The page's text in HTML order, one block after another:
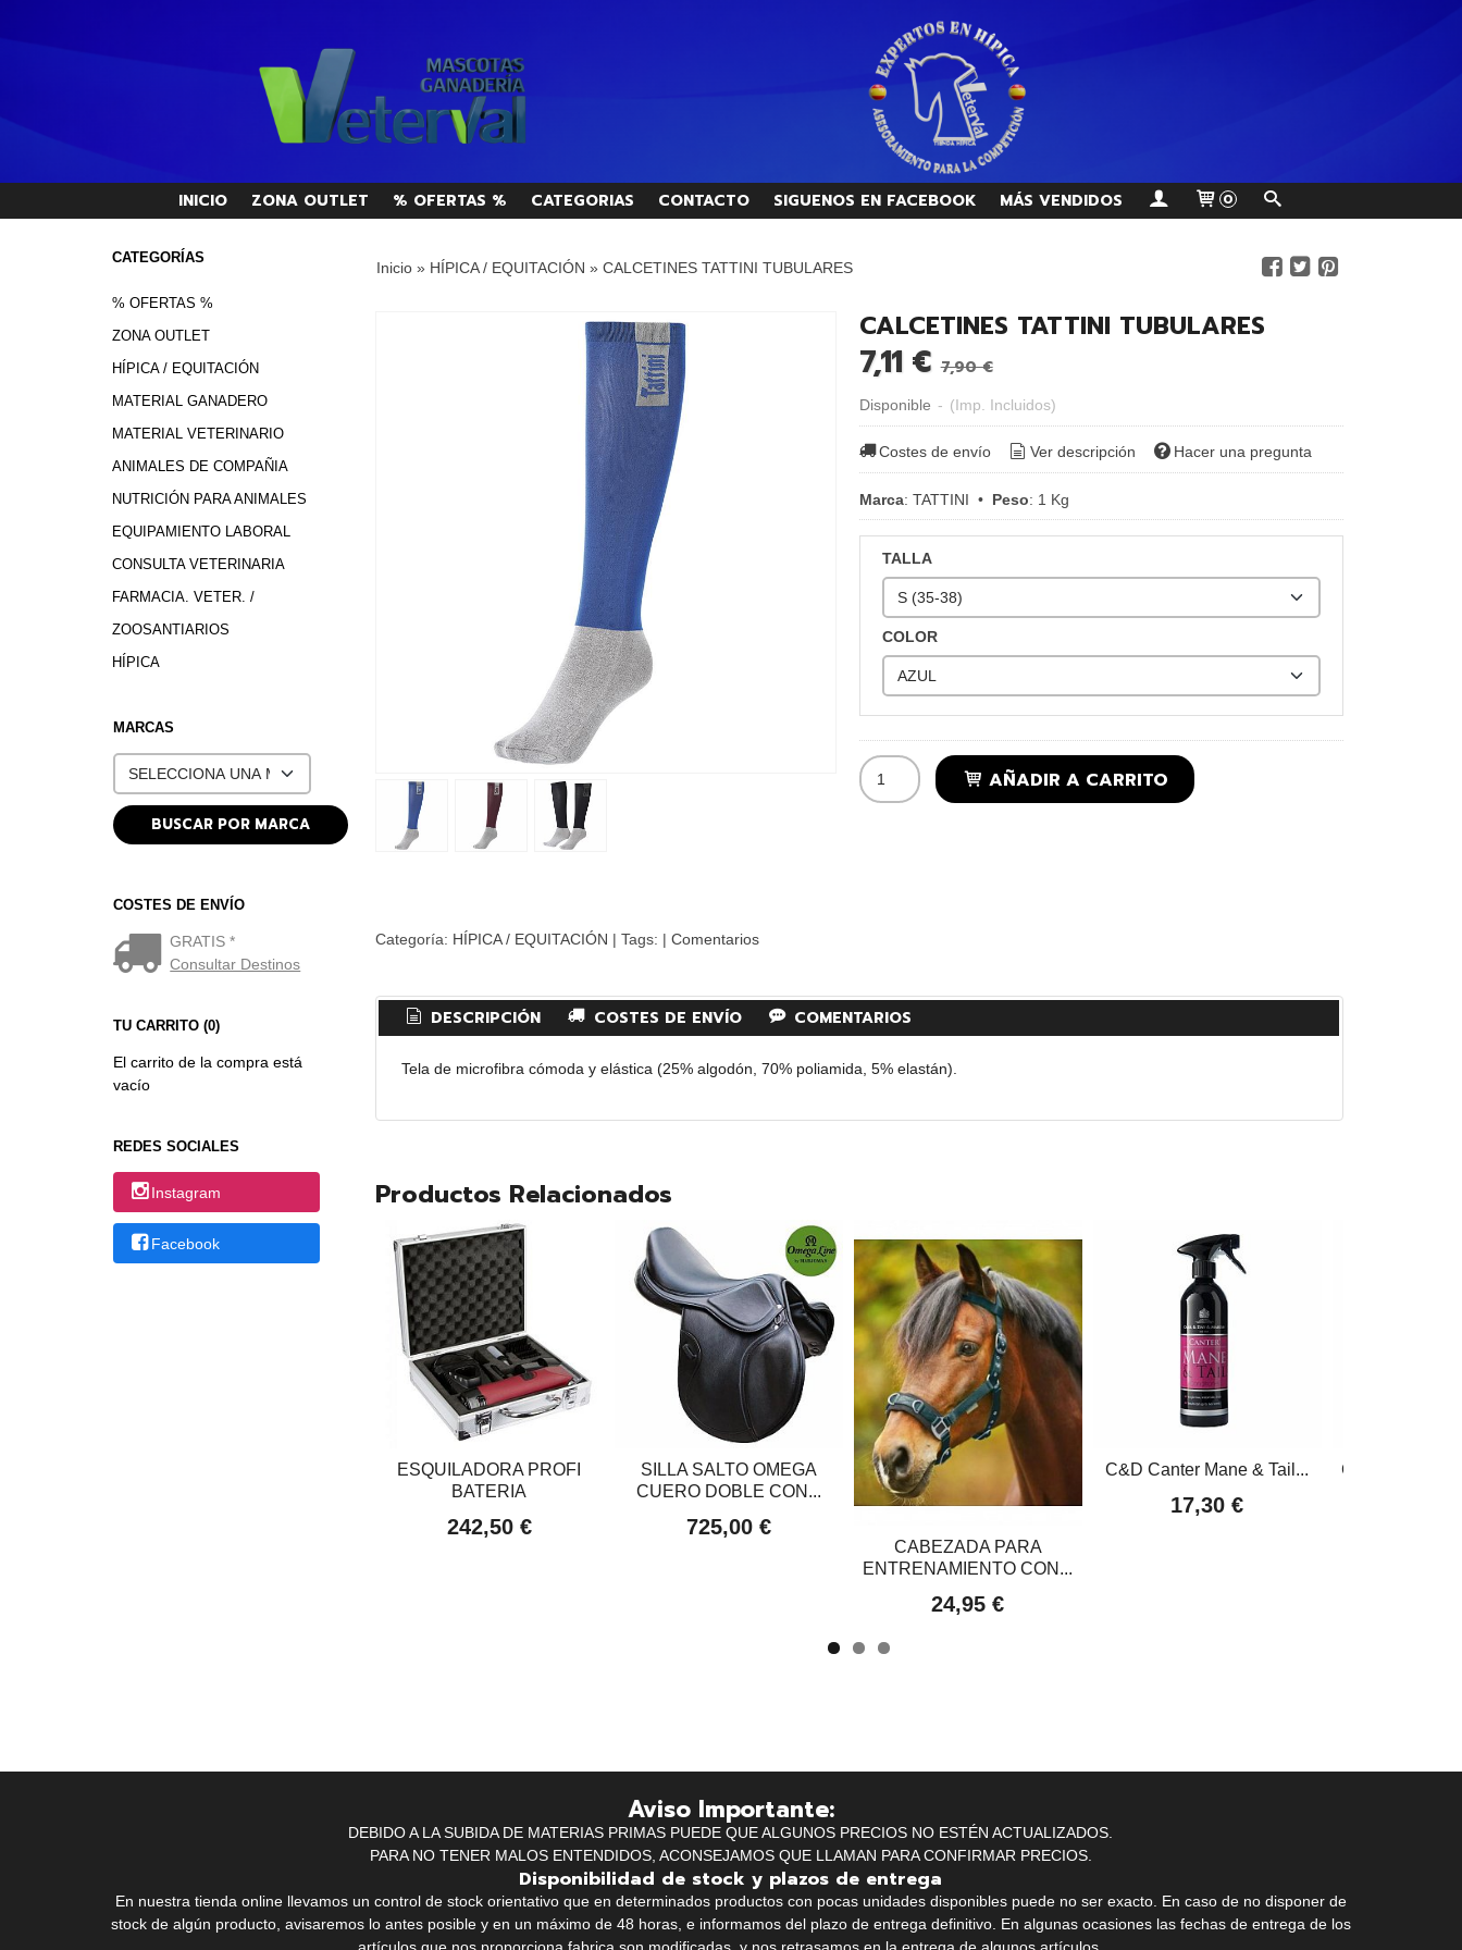
INICIO ZONA OUTLET % OFERTAS % CATEGORIAS CONTACTO SIGUENOS EN FACEBOOK MÁS VENDIDOS 0
CATEGORÍAS
% OFERTAS %
ZONA OUTLET
HÍPICA / EQUITACIÓN
MATERIAL GANADERO
MATERIAL VETERINARIO
ANIMALES DE COMPAÑIA
NUTRICIÓN PARA ANIMALES
EQUIPAMIENTO LABORAL
CONSULTA VETERINARIA
FARMACIA. VETER. /
ZOOSANTIARIOS
HÍPICA
MARCAS
COSTES DE ENVÍO
GRATIS *
Consultar Destinos
TU CARRITO (0)
El carrito de la compra está
vacío
REDES SOCIALES
Instagram
Facebook
Inicio» HÍPICA / EQUITACIÓN » CALCETINES TATTINI TUBULARES
CALCETINES TATTINI TUBULARES
7,11 € 7,90 €
Disponible - (Imp. Incluidos)
Costes de envío Ver descripción Hacer una pregunta
Marca: TATTINI • Peso: 1 Kg
TALLA
COLOR
AÑADIR A CARRITO
Categoría: HÍPICA / EQUITACIÓN | Tags: | Comentarios
DESCRIPCIÓN COSTES DE ENVÍO COMENTARIOS
Tela de microfibra cómoda y elástica (25% algodón, 70% poliamida, 5% elastán).
Productos Relacionados
ESQUILADORA PROFI
BATERIA
242,50 €
SILLA SALTO OMEGA
CUERO DOBLE CON...
725,00 €
CABEZADA PARA
ENTRENAMIENTO CON...
24,95 €
C&D Canter Mane & Tail...
17,30 €
C&D
Aviso Importante:
DEBIDO A LA SUBIDA DE MATERIAS PRIMAS PUEDE QUE ALGUNOS PRECIOS NO ESTÉN ACTUALIZADOS.
PARA NO TENER MALOS ENTENDIDOS, ACONSEJAMOS QUE LLAMAN PARA CONFIRMAR PRECIOS.
Disponibilidad de stock y plazos de entrega
En nuestra tienda online llevamos un control de stock orientativo que en determinados productos con pocas unidades disponibles puede no ser exacto. En caso de no disponer de
stock de algún producto, avisaremos lo antes posible y en un máximo de 48 horas, e informamos del plazo de entrega definitivo. En algunas ocasiones las fechas de entrega de los